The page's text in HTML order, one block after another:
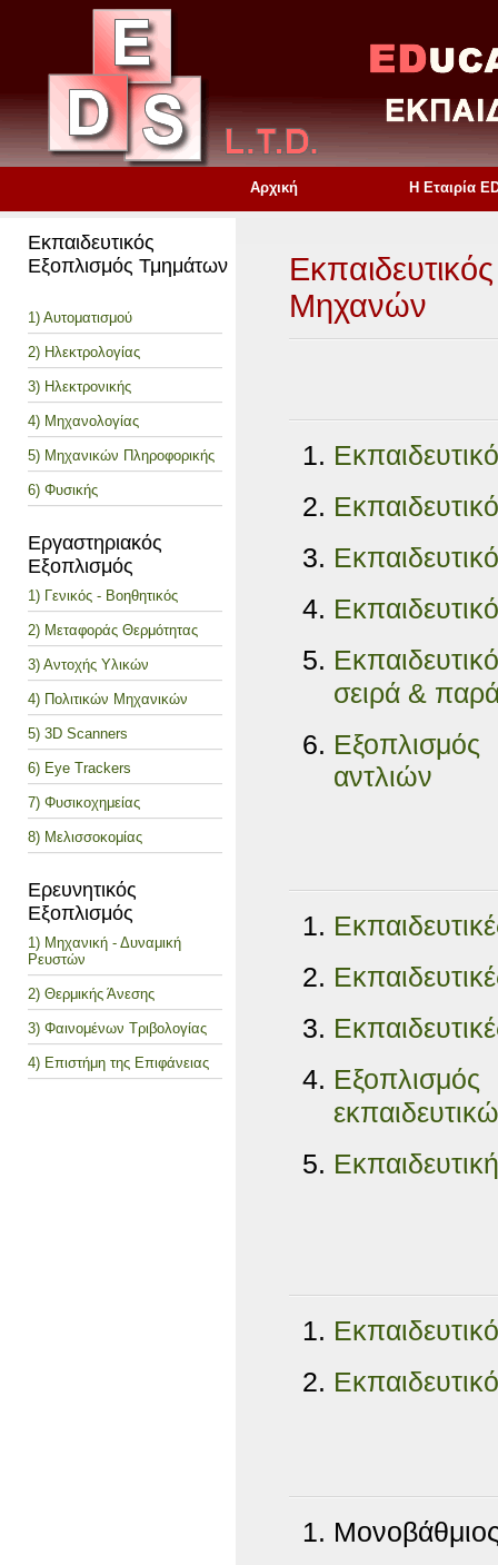
Αρχική Η Εταιρία
Εκπαιδευτικός
Εξοπλισμός Τμημάτων
1) Αυτοματισμού
2) Ηλεκτρολογίας
3) Ηλεκτρονικής
4) Μηχανολογίας
5) Μηχανικών Πληροφορικής
6) Φυσικής
Εργαστηριακός
Εξοπλισμός
1) Γενικός - Βοηθητικός
2) Μεταφοράς Θερμότητας
3) Αντοχής Υλικών
4) Πολιτικών Μηχανικών
5) 3D Scanners
6) Eye Trackers
7) Φυσικοχημείας
8) Μελισσοκομίας
Ερευνητικός
Εξοπλισμός
1) Μηχανική - Δυναμική
Ρευστών
2) Θερμικής Άνεσης
3) Φαινομένων Τριβολογίας
4) Επιστήμη της Επιφάνειας
Μηχανών
σειρά &
αντλιών